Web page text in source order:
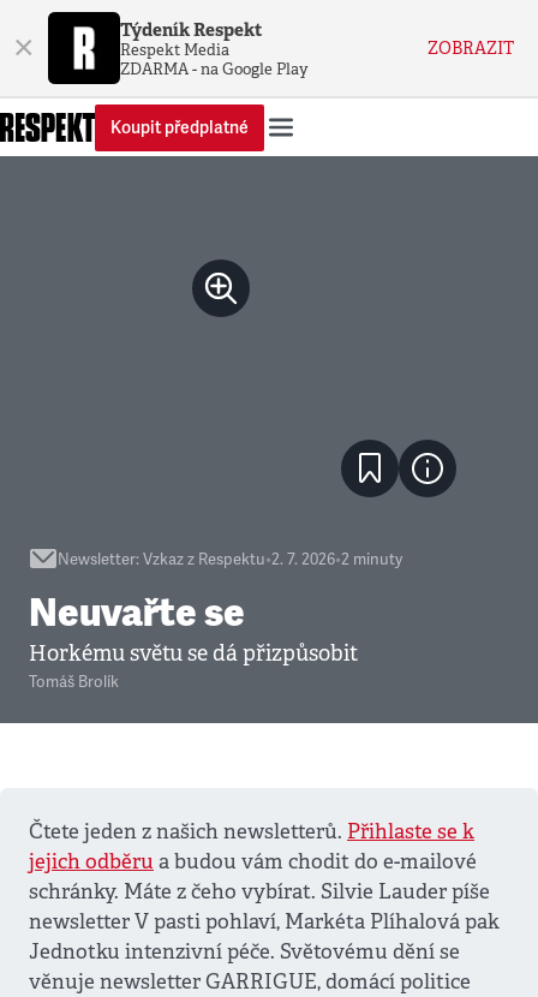
× Týdeník Respekt
Respekt Media
ZDARMA - na Google Play
ZOBRAZIT
Koupit předplatné
Newsletter: Vzkaz z Respektu•2. 7. 2026•2 minuty
Neuvařte se
Horkému světu se dá přizpůsobit
Tomáš Brolík
Čtete jeden z našich newsletterů. Přihlaste se k
jejich odběru a budou vám chodit do e-mailové
schránky. Máte z čeho vybírat. Silvie Lauder píše
newsletter V pasti pohlaví, Markéta Plíhalová pak
Jednotku intenzivní péče. Světovému dění se
věnuje newsletter GARRIGUE, domácí politice